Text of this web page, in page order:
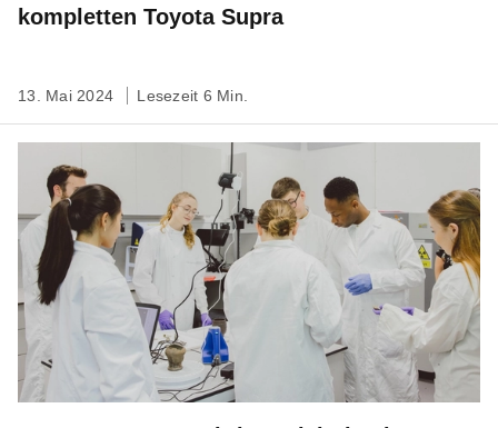
kompletten Toyota Supra
13. Mai 2024 Lesezeit 6 Min.